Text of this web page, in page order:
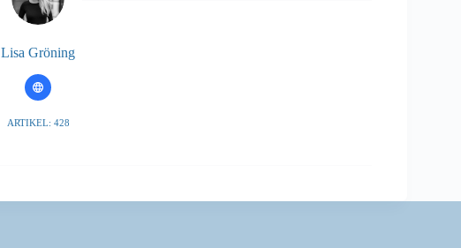
Lisa Gröning
ARTIKEL: 428